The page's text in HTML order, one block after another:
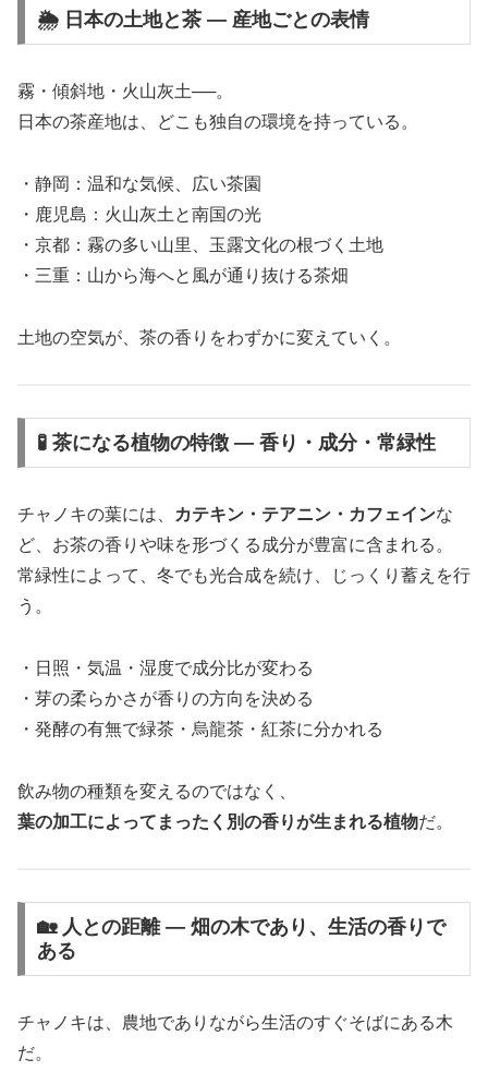
🌦 日本の土地と茶 ― 産地ごとの表情
霧・傾斜地・火山灰土──。
日本の茶産地は、どこも独自の環境を持っている。
・静岡：温和な気候、広い茶園
・鹿児島：火山灰土と南国の光
・京都：霧の多い山里、玉露文化の根づく土地
・三重：山から海へと風が通り抜ける茶畑
土地の空気が、茶の香りをわずかに変えていく。
🧪 茶になる植物の特徴 ― 香り・成分・常緑性
チャノキの葉には、 カテキン・テアニン・カフェインな
ど、お茶の香りや味を形づくる成分が豊富に含まれる。
常緑性によって、冬でも光合成を続け、じっくり蓄えを行
う。
・日照・気温・湿度で成分比が変わる
・芽の柔らかさが香りの方向を決める
・発酵の有無で緑茶・烏龍茶・紅茶に分かれる
飲み物の種類を変えるのではなく、
葉の加工によってまったく別の香りが生まれる植物だ。
🏡 人との距離 ― 畑の木であり、生活の香りで
ある
チャノキは、農地でありながら生活のすぐそばにある木
だ。